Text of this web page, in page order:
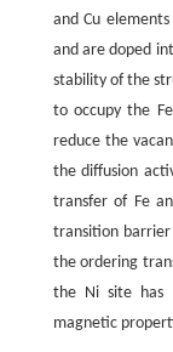
and Cu
and are doped
stability of the
to occupy the
reduce the
the diffusion
transfer of Fe
transition
the ordering
the Ni site has
magnetic